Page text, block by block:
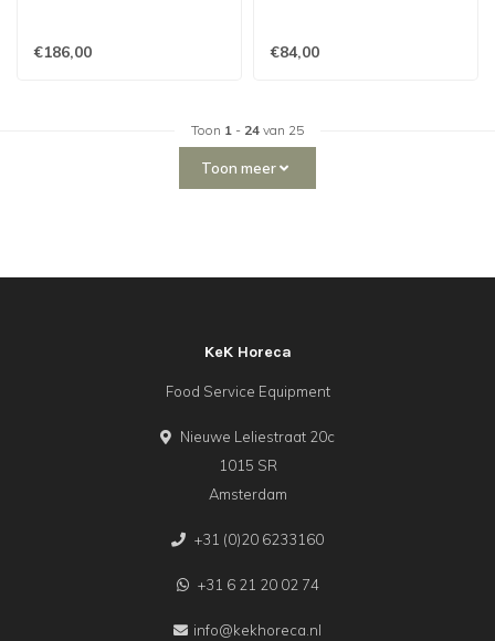
€186,00 €84,00
Toon 1 - 24 van 25
Toon meer
KeK Horeca
Food Service Equipment
Nieuwe Leliestraat 20c
1015 SR
Amsterdam
+31 (0)20 6233160
+31 6 21 20 02 74
info@kekhoreca.nl